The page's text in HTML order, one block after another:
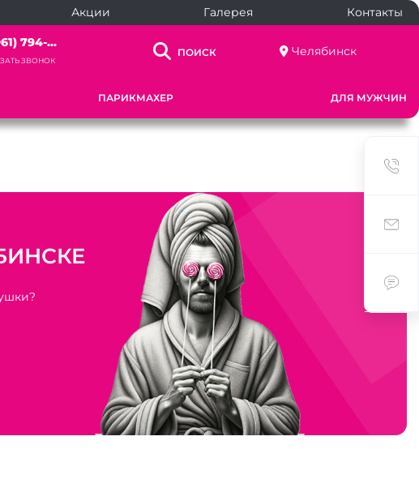
Акции Галерея Контакты
794-...
ЗВОНОК
ПОИСК Челябинск
ПАРИКМАХЕР ДЛЯ МУЖЧИН